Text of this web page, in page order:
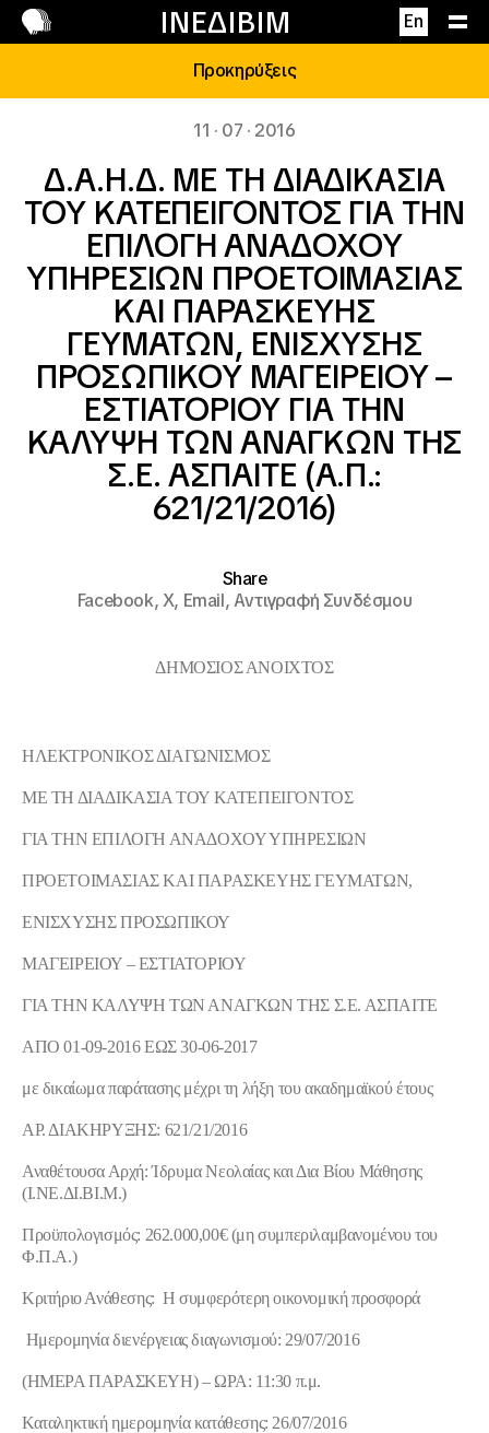
ΙΝΕΔΙΒΙΜ En
Επικοινωνία
Προκηρύξεις
11 · 07 · 2016
Δ.Α.Η.Δ. ΜΕ ΤΗ ΔΙΑΔΙΚΑΣΙΑ
ΤΟΥ ΚΑΤΕΠΕΙΓΟΝΤΟΣ ΓΙΑ ΤΗN
ΕΠΙΛΟΓΗ ΑΝΑΔΟΧΟΥ
ΥΠΗΡΕΣΙΩΝ ΠΡΟΕΤΟΙΜΑΣΙΑΣ
ΚΑΙ ΠΑΡΑΣΚΕΥΗΣ
ΓΕΥΜΑΤΩΝ, ΕΝΙΣΧΥΣΗΣ
ΠΡΟΣΩΠΙΚΟΥ ΜΑΓΕΙΡΕΙΟΥ –
ΕΣΤΙΑΤΟΡΙΟΥ ΓΙΑ ΤΗΝ
ΚΑΛΥΨΗ ΤΩΝ ΑΝΑΓΚΩΝ ΤΗΣ
Σ.Ε. ΑΣΠΑΙΤΕ (Α.Π.:
621/21/2016)
Share
Facebook,X, Email,Αντιγραφή Συνδέσμου
ΔΗΜΟΣΙΟΣ ΑΝΟΙΧΤΟΣ
ΗΛΕΚΤΡΟΝΙΚΟΣ ΔΙΑΓΩΝΙΣΜΟΣ
ΜΕ ΤΗ ΔΙΑΔΙΚΑΣΙΑ ΤΟΥ ΚΑΤΕΠΕΙΓΟΝΤΟΣ
ΓΙΑ ΤΗN ΕΠΙΛΟΓΗ ΑΝΑΔΟΧΟΥ ΥΠΗΡΕΣΙΩΝ
ΠΡΟΕΤΟΙΜΑΣΙΑΣ ΚΑΙ ΠΑΡΑΣΚΕΥΗΣ ΓΕΥΜΑΤΩΝ,
ΕΝΙΣΧΥΣΗΣ ΠΡΟΣΩΠΙΚΟΥ
ΜΑΓΕΙΡΕΙΟΥ – ΕΣΤΙΑΤΟΡΙΟΥ
ΓΙΑ ΤΗΝ ΚΑΛΥΨΗ ΤΩΝ ΑΝΑΓΚΩΝ ΤΗΣ Σ.Ε. ΑΣΠΑΙΤΕ
ΑΠΟ 01-09-2016 ΕΩΣ 30-06-2017
με δικαίωμα παράτασης μέχρι τη λήξη του ακαδημαϊκού έτους
ΑΡ. ΔΙΑΚΗΡΥΞΗΣ: 621/21/2016
Αναθέτουσα Αρχή: Ίδρυμα Νεολαίας και Δια Βίου Μάθησης
(Ι.ΝΕ.ΔΙ.ΒΙ.Μ.)
Προϋπολογισμός: 262.000,00€ (μη συμπεριλαμβανομένου του
Φ.Π.Α.)
Κριτήριο Ανάθεσης: Η συμφερότερη οικονομική προσφορά
Ημερομηνία διενέργειας διαγωνισμού: 29/07/2016
(ΗΜΕΡΑ ΠΑΡΑΣΚΕΥΗ) – ΩΡΑ: 11:30 π.μ.
Καταληκτική ημερομηνία κατάθεσης: 26/07/2016